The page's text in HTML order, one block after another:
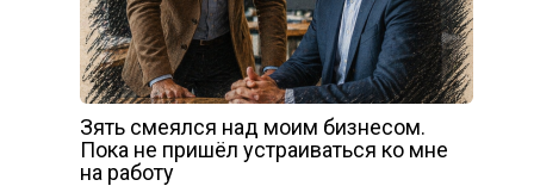
Зять смеялся над моим бизнесом.
Пока не пришёл устраиваться ко мне
на работу